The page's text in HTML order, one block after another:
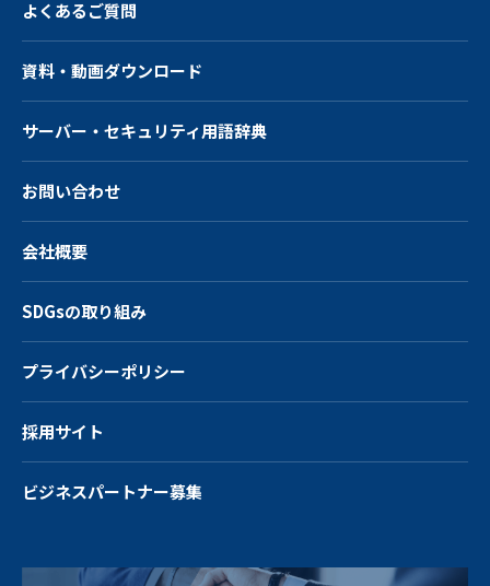
よくあるご質問
資料・動画ダウンロード
サーバー・ セキュリティ用語辞典
お問い合わせ
会社概要
SDGsの取り組み
プライバシーポリシー
採用サイト
ビジネスパートナー募集